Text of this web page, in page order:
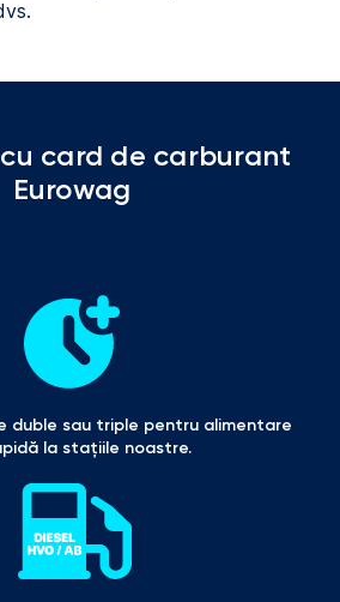
card de carburant
Eurowag
duble sau triple pentru alimentare
la stațiile noastre.